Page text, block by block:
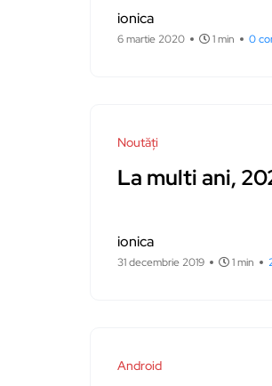
ionica
6 martie 2020 1 min 0
Noutăți
La multi ani,
ionica
31 decembrie 2019 1 min
Android